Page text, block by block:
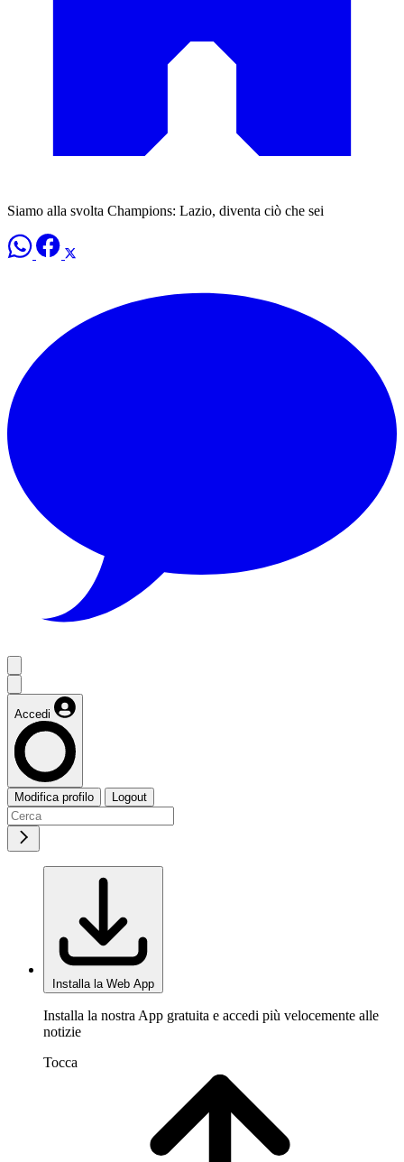
Siamo alla svolta Champions: Lazio, diventa ciò che sei
Accedi
Modifica profilo Logout
Installa la Web App
Installa la nostra App gratuita e accedi più velocemente alle
notizie
Tocca